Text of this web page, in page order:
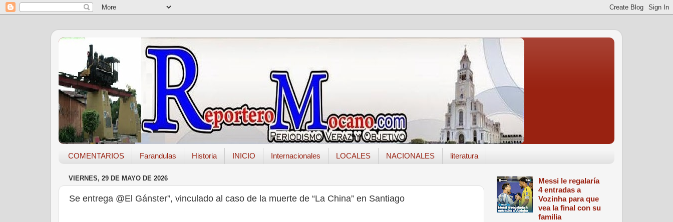
COMENTARIOS Farandulas Historia INICIO Internacionales LOCALES NACIONALES literatura
VIERNES, 29 DE MAYO DE 2026
Se entrega @El Gánster”, vinculado al caso de la muerte de “La China” en Santiago
Messi le regalaría
4 entradas a
Vozinha para que
vea la final con su
familia